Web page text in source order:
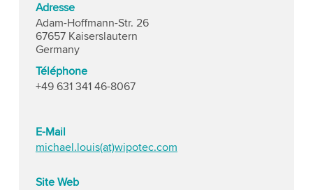
Adresse
Adam-Hoffmann-Str. 26
67657 Kaiserslautern
Germany
Téléphone
+49 631 341 46-8067
E-Mail
michael.louis(at)wipotec.com
Site Web